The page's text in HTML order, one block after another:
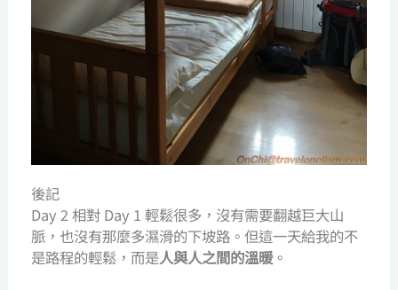
後記
Day 2 相對 Day 1 輕鬆很多，沒有需要翻越巨大山
脈，也沒有那麼多濕滑的下坡路。但這一天給我的不
是路程的輕鬆，而是人與人之間的溫暖。